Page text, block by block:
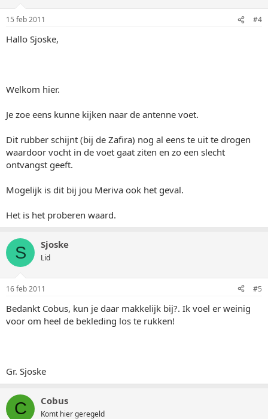
15 feb 2011 #4
Hallo Sjoske,
Welkom hier.
Je zoe eens kunne kijken naar de antenne voet.
Dit rubber schijnt (bij de Zafira) nog al eens te uit te drogen
waardoor vocht in de voet gaat ziten en zo een slecht
ontvangst geeft.
Mogelijk is dit bij jou Meriva ook het geval.
Het is het proberen waard.
S Sjoske
Lid
16 feb 2011 #5
Bedankt Cobus, kun je daar makkelijk bij?. Ik voel er weinig
voor om heel de bekleding los te rukken!
Gr. Sjoske
C Cobus
Komt hier geregeld